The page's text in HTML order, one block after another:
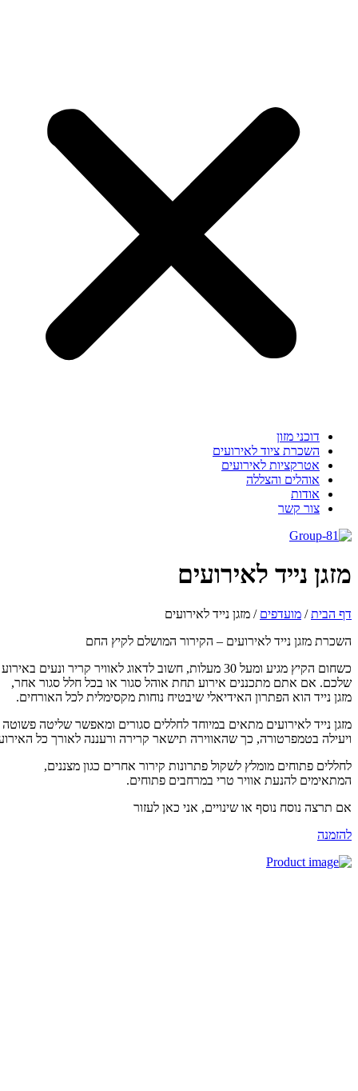
דוכני מזון
השכרת ציוד לאירועים
אטרקציות לאירועים
אוהלים והצללה
אודות
צור קשר
נייד לאירועים
הבית/מועדפים/מזגן נייד לאירועים
מזגן נייד לאירועים – הקירור המושלם לקיץ החם
כשחום הקיץ מגיע ומעל 30 מעלות, חשוב לדאוג לאוויר קריר ונעים באירוע
אם אתם מתכננים אירוע תחת אוהל סגור או בכל חלל סגור אחר,
נייד הוא הפתרון האידיאלי שיבטיח נוחות מקסימלית לכל האורחים.
נייד לאירועים מתאים במיוחד לחללים סגורים ומאפשר שליטה פשוטה
בטמפרטורה, כך שהאווירה תישאר קרירה ורעננה לאורך כל האירוע.
פתוחים מומלץ לשקול פתרונות קירור אחרים כגון מצננים,
להנעת אוויר טרי במרחבים פתוחים.
תרצה נוסח נוסף או שינויים, אני כאן לעזור